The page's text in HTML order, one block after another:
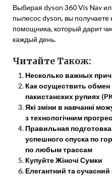
Выбирая dyson 360 Vis Nav
пылесос dyson, вы получаете
помощника, который дарит
каждый день.
Читайте Також:
Несколько важных
Как осуществить обмен
пакистанских рупиях
Які зміни в навчанні
з технологічним
Правильная
успешного спуска по
по любым трассам
Купуйте Жіночі Сумки
Елегантний та